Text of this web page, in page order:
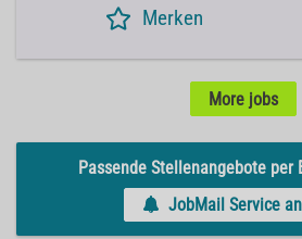
Merken
More jobs
Passende Stellenangebote per
JobMail Service